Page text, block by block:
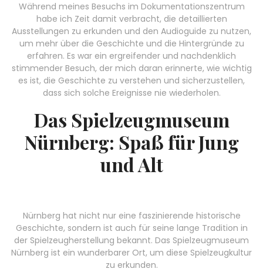
Während meines Besuchs im Dokumentationszentrum
habe ich Zeit damit verbracht, die detaillierten
Ausstellungen zu erkunden und den Audioguide zu nutzen,
um mehr über die Geschichte und die Hintergründe zu
erfahren. Es war ein ergreifender und nachdenklich
stimmender Besuch, der mich daran erinnerte, wie wichtig
es ist, die Geschichte zu verstehen und sicherzustellen,
dass sich solche Ereignisse nie wiederholen.
Das Spielzeugmuseum
Nürnberg: Spaß für Jung
und Alt
Nürnberg hat nicht nur eine faszinierende historische
Geschichte, sondern ist auch für seine lange Tradition in
der Spielzeugherstellung bekannt. Das Spielzeugmuseum
Nürnberg ist ein wunderbarer Ort, um diese Spielzeugkultur
zu erkunden.